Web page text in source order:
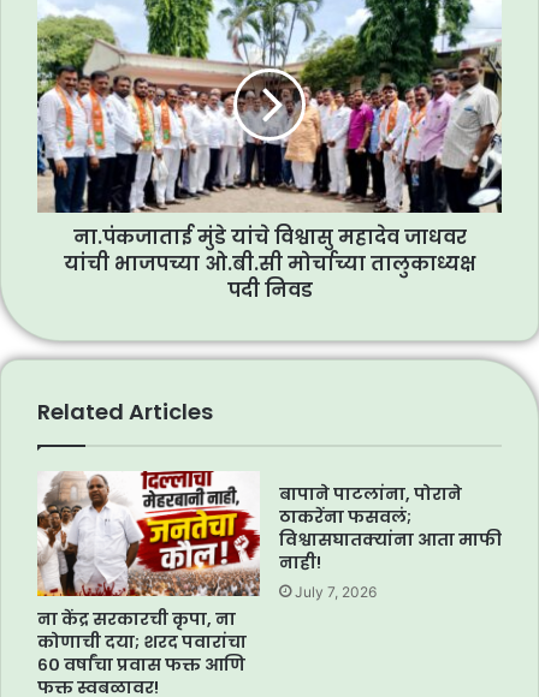
ना.पंकजाताई मुंडे यांचे विश्वासु महादेव जाधवर
यांची भाजपच्या ओ.बी.सी मोर्चाच्या तालुकाध्यक्ष
पदी निवड
Related Articles
ना केंद्र सरकारची कृपा, ना
कोणाची दया; शरद पवारांचा
६० वर्षांचा प्रवास फक्त आणि
फक्त स्वबळावर!
बापाने पाटलांना, पोराने
ठाकरेंना फसवलं;
विश्वासघातक्यांना आता माफी
नाही!
July 7, 2026